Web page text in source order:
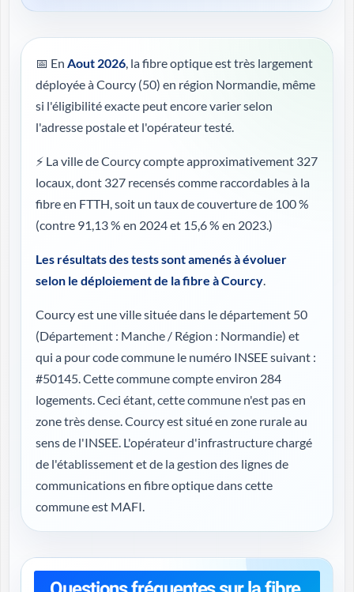
📅 En Aout 2026, la fibre optique est très largement
déployée à Courcy (50) en région Normandie, même
si l'éligibilité exacte peut encore varier selon
l'adresse postale et l'opérateur testé.
⚡ La ville de Courcy compte approximativement 327
locaux, dont 327 recensés comme raccordables à la
fibre en FTTH, soit un taux de couverture de 100 %
(contre 91,13 % en 2024 et 15,6 % en 2023.)
Les résultats des tests sont amenés à évoluer
selon le déploiement de la fibre à Courcy.
Courcy est une ville située dans le département 50
(Département : Manche / Région : Normandie) et
qui a pour code commune le numéro INSEE suivant :
#50145. Cette commune compte environ 284
logements. Ceci étant, cette commune n'est pas en
zone très dense. Courcy est situé en zone rurale au
sens de l'INSEE. L'opérateur d'infrastructure chargé
de l'établissement et de la gestion des lignes de
communications en fibre optique dans cette
commune est MAFI.